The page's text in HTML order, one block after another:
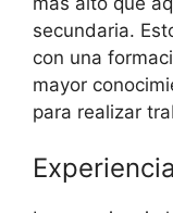
secundaria.
con una
mayor
para realizar